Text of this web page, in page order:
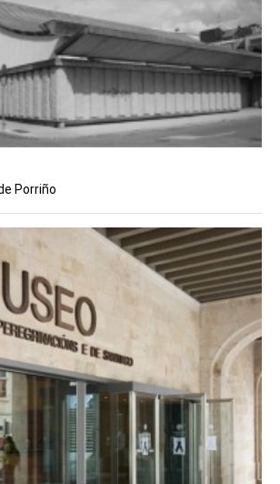
Porriño